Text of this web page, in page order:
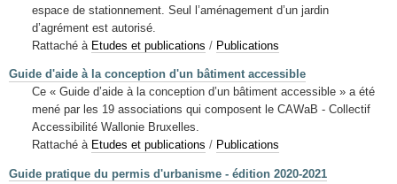
espace de stationnement. Seul l’aménagement d’un jardin
d’agrément est autorisé.
Rattaché à Etudes et publications / Publications
Guide d'aide à la conception d'un bâtiment accessible
Ce « Guide d’aide à la conception d’un bâtiment accessible » a été
mené par les 19 associations qui composent le CAWaB - Collectif
Accessibilité Wallonie Bruxelles.
Rattaché à Etudes et publications / Publications
Guide pratique du permis d'urbanisme - édition 2020-2021